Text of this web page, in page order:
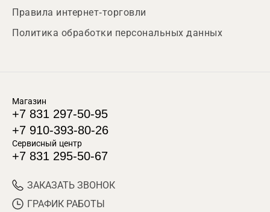
Правила интернет-торговли
Политика обработки персональных данных
Магазин
+7 831 297-50-95
+7 910-393-80-26
Сервисный центр
+7 831 295-50-67
ЗАКАЗАТЬ ЗВОНОК
ГРАФИК РАБОТЫ